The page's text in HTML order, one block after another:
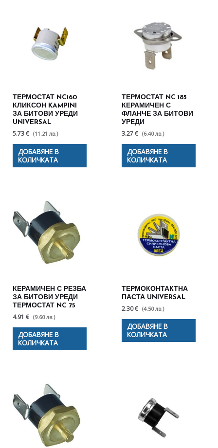
ТЕРМОСТАТ NC160
КЛИКСОН KAMPINI
ЗА БИТОВИ УРЕДИ
UNIVERSAL
5.73 € (11.21 лв.)
ДОБАВЯНЕ В
КОЛИЧКАТА
ТЕРМОСТАТ NC 185
КЕРАМИЧЕН С
ФЛАНЧЕ ЗА БИТОВИ
УРЕДИ
3.27 € (6.40 лв.)
ДОБАВЯНЕ В
КОЛИЧКАТА
КЕРАМИЧЕН С РЕЗБА
ЗА БИТОВИ УРЕДИ
ТЕРМОСТАТ NC 75
4.91 € (9.60 лв.)
ДОБАВЯНЕ В
КОЛИЧКАТА
ТЕРМОКОНТАКТНА
ПАСТА UNIVERSAL
2.30 € (4.50 лв.)
ДОБАВЯНЕ В
КОЛИЧКАТА